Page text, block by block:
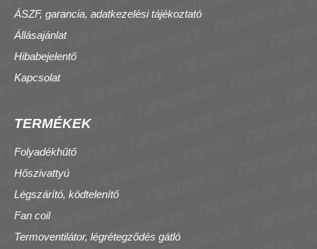
ÁSZF, garancia, adatkezelési tájékoztató
Állásajánlat
Hibabejelentő
Kapcsolat
TERMÉKEK
Folyadékhűtő
Hőszivattyú
Légszárító, ködtelenítő
Fan coil
Termoventilátor, légrétegződés gátló